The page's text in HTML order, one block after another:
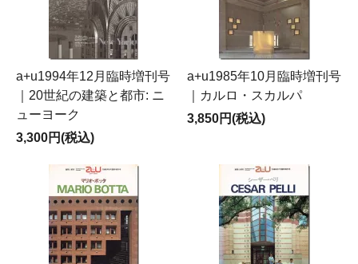
a+u1994年12月臨時増刊号
｜20世紀の建築と都市: ニ
ューヨーク
3,300円(税込)
a+u1985年10月臨時増刊号
｜カルロ・スカルパ
3,850円(税込)